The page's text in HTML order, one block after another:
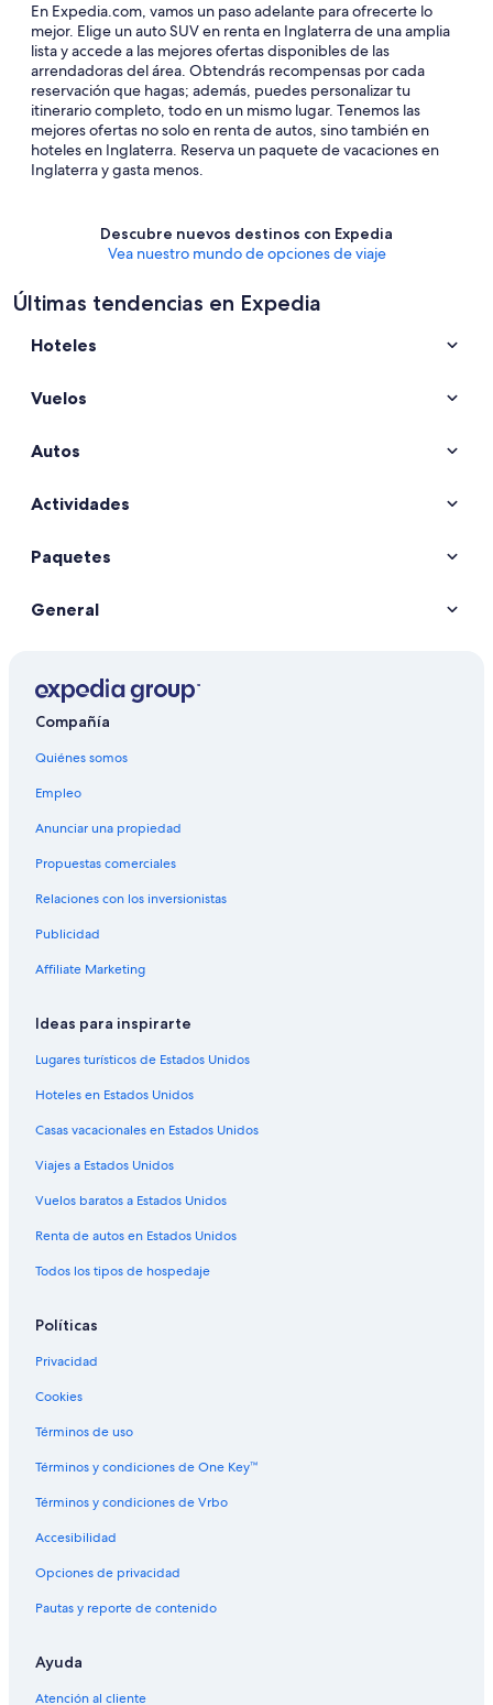
En Expedia.com, vamos un paso adelante para ofrecerte lo
mejor. Elige un auto SUV en renta en Inglaterra de una amplia
lista y accede a las mejores ofertas disponibles de las
arrendadoras del área. Obtendrás recompensas por cada
reservación que hagas; además, puedes personalizar tu
itinerario completo, todo en un mismo lugar. Tenemos las
mejores ofertas no solo en renta de autos, sino también en
hoteles en Inglaterra. Reserva un paquete de vacaciones en
Inglaterra y gasta menos.
Descubre nuevos destinos con Expedia
Vea nuestro mundo de opciones de viaje
Últimas tendencias en Expedia
Hoteles
Vuelos
Autos
Actividades
Paquetes
General
Compañía
Quiénes somos
Empleo
Anunciar una propiedad
Propuestas comerciales
Relaciones con los inversionistas
Publicidad
Affiliate Marketing
Ideas para inspirarte
Lugares turísticos de Estados Unidos
Hoteles en Estados Unidos
Casas vacacionales en Estados Unidos
Viajes a Estados Unidos
Vuelos baratos a Estados Unidos
Renta de autos en Estados Unidos
Todos los tipos de hospedaje
Políticas
Privacidad
Cookies
Términos de uso
Términos y condiciones de One Key™
Términos y condiciones de Vrbo
Accesibilidad
Opciones de privacidad
Pautas y reporte de contenido
Ayuda
Atención al cliente